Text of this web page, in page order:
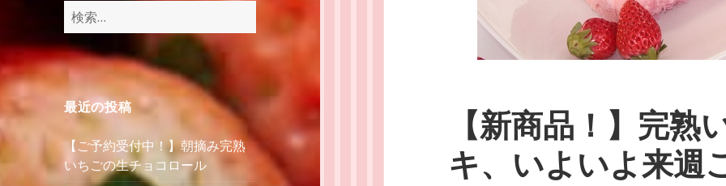
検
索:
最近の投稿
【ご予約受付中！】朝摘み完熟
いちごの生チョコロール
【新商品！】完
キ、いよいよ来週